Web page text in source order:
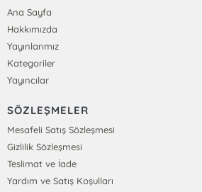
Ana Sayfa
Hakkımızda
Yayınlarımız
Kategoriler
Yayıncılar
SÖZLEŞMELER
Mesafeli Satış Sözleşmesi
Gizlilik Sözleşmesi
Teslimat ve İade
Yardım ve Satış Koşulları